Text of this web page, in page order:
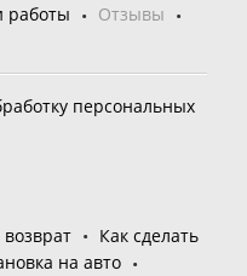
работы
Отзывы
персональных
Как сделать
на авто